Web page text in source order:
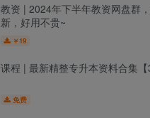
教资 | 2024年下半年教资网盘群
新，好用不贵~
￥ 19
课程 | 最新精整专升本资料合集【
免费